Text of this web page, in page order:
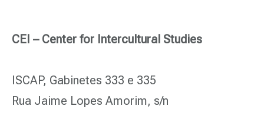
CEI – Center for Intercultural Studies
ISCAP, Gabinetes 333 e 335
Rua Jaime Lopes Amorim, s/n